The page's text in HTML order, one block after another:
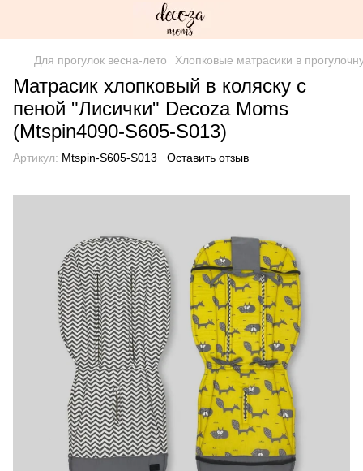
Для прогулок весна-лето Хлопковые матрасики в
Матрасик хлопковый в коляску с
пеной "Лисички" Decoza Moms
(Mtspin4090-S605-S013)
Артикул: Mtspin-S605-S013 Оставить отзыв